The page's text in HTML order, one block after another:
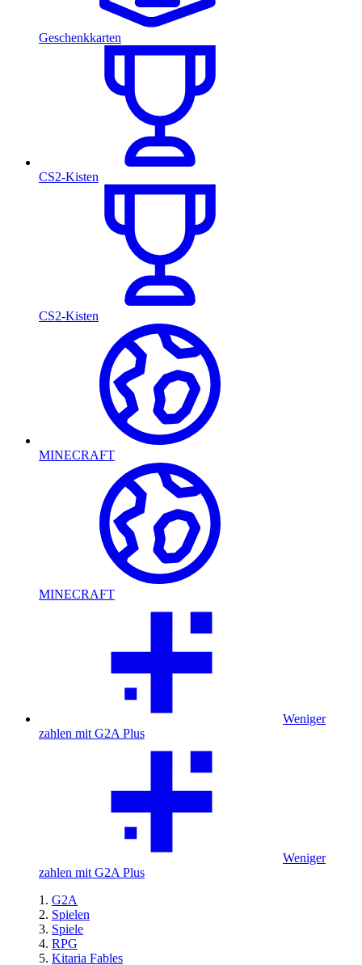
Geschenkkarten
CS2-Kisten
CS2-Kisten
MINECRAFT
MINECRAFT
Weniger
zahlen mit G2A Plus
Weniger
zahlen mit G2A Plus
G2A
Spielen
Spiele
RPG
Kitaria Fables